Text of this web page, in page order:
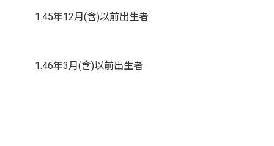
1.45年12月(含)以前出生者
1.46年3月(含)以前出生者